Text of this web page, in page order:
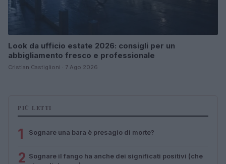
Look da ufficio estate 2026: consigli per un
abbigliamento fresco e professionale
Cristian Castiglioni · 7 Ago 2026
PIÙ LETTI
1 Sognare una bara è presagio di morte?
2 Sognare il fango ha anche dei significati positivi (che